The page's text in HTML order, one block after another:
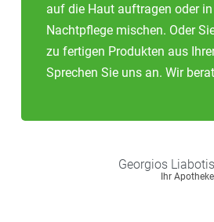
auf die Haut auftragen oder in
Nachtpflege mischen. Oder
zu fertigen Produkten aus
Sprechen Sie uns an. Wir
Georgios
Ihr